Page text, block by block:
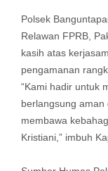
Polsek
Relawan FPRB,
kasih atas
pengamanan
“Kami hadir untuk
berlangsung
membawa
Kristiani,” imbuh